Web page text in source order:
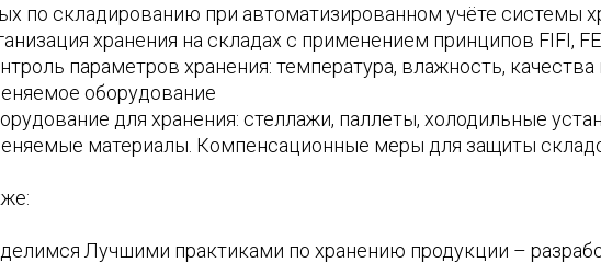
по складированию при автоматизированном учёте системы
хранения на складах с применением принципов FIFI,
параметров хранения: температура, влажность,
оборудование
для хранения: стеллажи, паллеты, холодильные
материалы. Компенсационные меры для защиты
Лучшими практиками по хранению продукции –